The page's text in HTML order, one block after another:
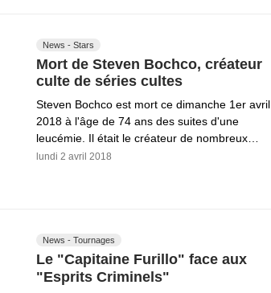
News - Stars
Mort de Steven Bochco, créateur
culte de séries cultes
Steven Bochco est mort ce dimanche 1er avril
2018 à l'âge de 74 ans des suites d'une
leucémie. Il était le créateur de nombreux…
lundi 2 avril 2018
News - Tournages
Le "Capitaine Furillo" face aux
"Esprits Criminels"